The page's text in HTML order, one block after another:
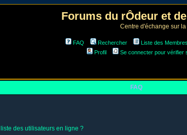
Forums du rÔdeur et
Centre d'échange sur
FAQ Rechercher Liste des Membres
Profil
Se connecter pour vérifier
FAQ
des utilisateurs en ligne ?